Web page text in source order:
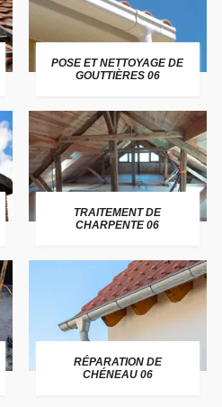
POSE ET NETTOYAGE DE
GOUTTIÈRES 06
TRAITEMENT DE
CHARPENTE 06
RÉPARATION DE
CHÉNEAU 06